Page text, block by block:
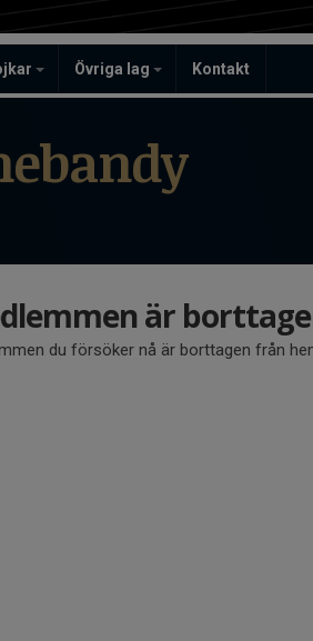
Övriga lag Kontakt
är
du försöker nå är borttagen från